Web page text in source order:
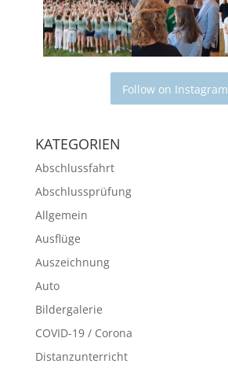
Follow on Instagram
KATEGORIEN
Abschlussfahrt
Abschlussprüfung
Allgemein
Ausflüge
Auszeichnung
Auto
Bildergalerie
COVID-19 / Corona
Distanzunterricht